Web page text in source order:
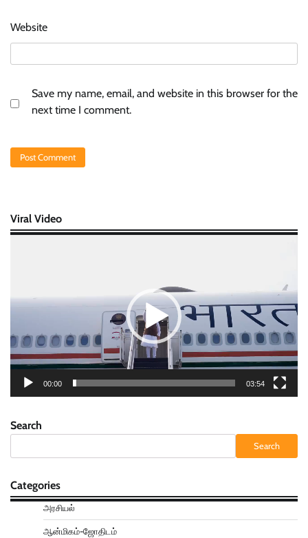
Website
Save my name, email, and website in this browser for the
next time I comment.
Viral Video
00:00 03:54
Search
Search
Categories
அரசியல்
ஆன்மிகம்-ஜோதிடம்